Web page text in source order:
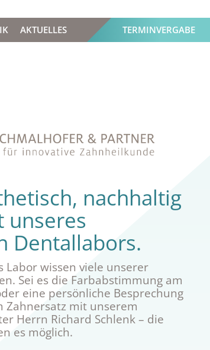
AKTUELLES TERMINVERGABE
nachhaltig
unseres
Dentallabors.
Labor wissen viele unserer
Sei es die Farbabstimmung am
eine persönliche Besprechung
Zahnersatz mit unserem
Herrn Richard Schlenk – die
es möglich.